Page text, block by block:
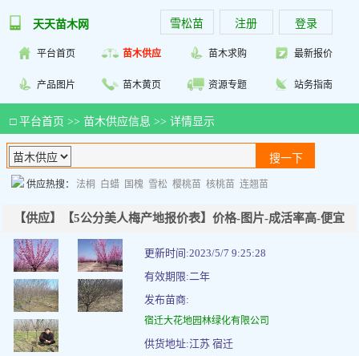
天天苗木网 雪松苗 注册 登录
平台首页 苗木供应 苗木求购 最新报价
产品图片 苗木黄页 资源专题 站务指南
□ 平台首页 >> 苗木供应信息 >> 详情显示
供应热搜： 法桐 白蜡 国槐 雪松 樱桃苗 核桃苗 连翘苗
【供应】【5公分美人梅产地报价表】价格-图片-成活率高-便宜
更新时间:2023/5/7 9:25:28
有效期限:二年
发布苗商:
宿迁大花地园林绿化有限公司
供货地址:江苏 宿迁